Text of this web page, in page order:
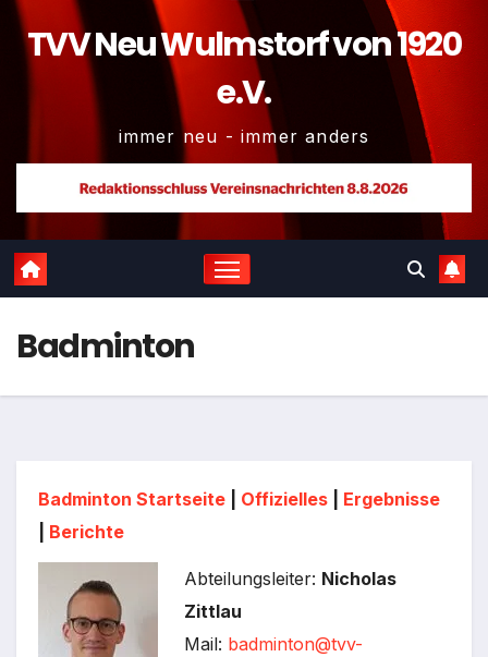
TVV Neu Wulmstorf von 1920
e.V.
immer neu - immer anders
Badminton
Badminton Startseite Offizielles
Ergebnisse
Berichte
Abteilungsleiter: Nicholas
Zittlau
Mail: badminton@tvv-